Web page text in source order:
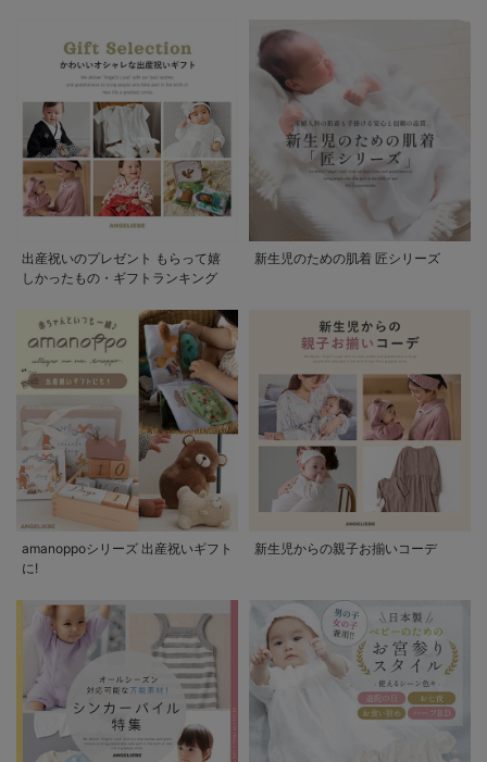
出産祝いのプレゼント もらって嬉
しかったもの・ギフトランキング
新生児のための肌着 匠シリーズ
amanoppoシリーズ 出産祝いギフト
に!
新生児からの親子お揃いコーデ